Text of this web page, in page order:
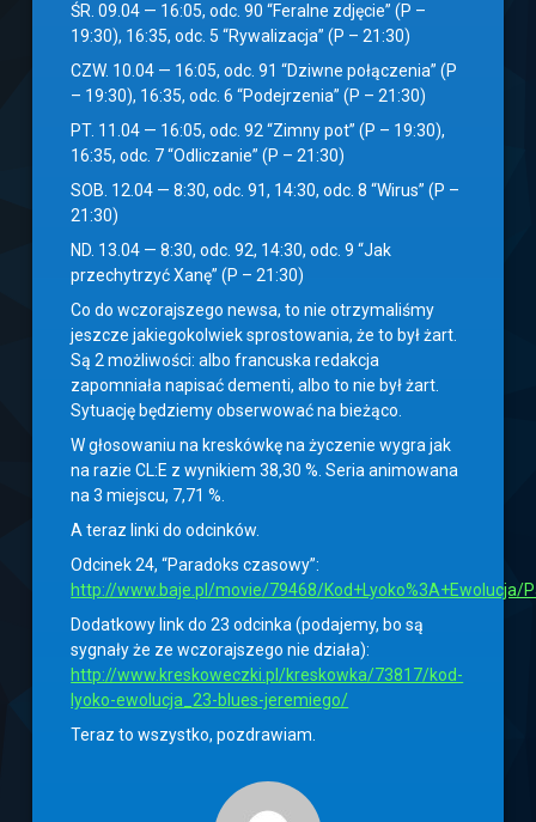
ŚR. 09.04 — 16:05, odc. 90 “Feralne zdjęcie” (P –
19:30), 16:35, odc. 5 “Rywalizacja” (P – 21:30)
CZW. 10.04 — 16:05, odc. 91 “Dziwne połączenia” (P
– 19:30), 16:35, odc. 6 “Podejrzenia” (P – 21:30)
PT. 11.04 — 16:05, odc. 92 “Zimny pot” (P – 19:30),
16:35, odc. 7 “Odliczanie” (P – 21:30)
SOB. 12.04 — 8:30, odc. 91, 14:30, odc. 8 “Wirus” (P –
21:30)
ND. 13.04 — 8:30, odc. 92, 14:30, odc. 9 “Jak
przechytrzyć Xanę” (P – 21:30)
Co do wczorajszego newsa, to nie otrzymaliśmy
jeszcze jakiegokolwiek sprostowania, że to był żart.
Są 2 możliwości: albo francuska redakcja
zapomniała napisać dementi, albo to nie był żart.
Sytuację będziemy obserwować na bieżąco.
W głosowaniu na kreskówkę na życzenie wygra jak
na razie CL:E z wynikiem 38,30 %. Seria animowana
na 3 miejscu, 7,71 %.
A teraz linki do odcinków.
Odcinek 24, “Paradoks czasowy”:
http://www.baje.pl/movie/79468/Kod+Lyoko%3A+Ewolucja/
Dodatkowy link do 23 odcinka (podajemy, bo są
sygnały że ze wczorajszego nie działa):
http://www.kreskoweczki.pl/kreskowka/73817/kod-
lyoko-ewolucja_23-blues-jeremiego/
Teraz to wszystko, pozdrawiam.